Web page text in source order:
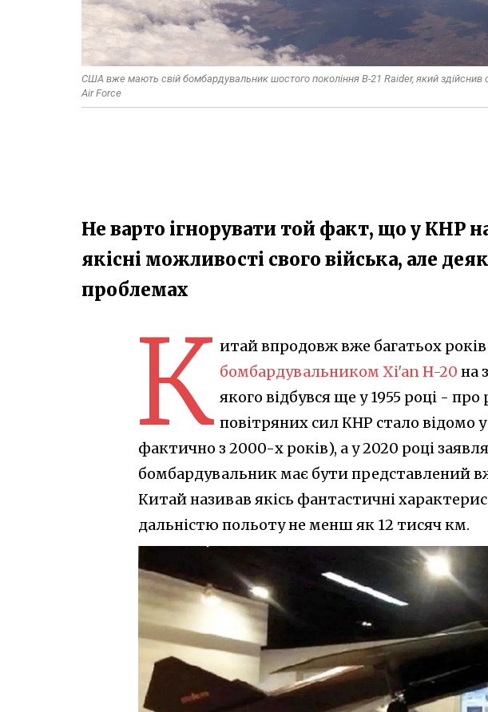
США вже мають свій бомбардувальник шостого покоління B-21 Raider, який здійснив
Air Force
Не варто ігнорувати той факт, що у КНР
якісні можливості свого війська, але
проблемах
К итай впродовж вже багатьох років
бомбардувальником Xi'an H-20 на
якого відбувся ще у 1955 році -
повітряних сил КНР стало відомо
фактично з 2000-х років), а у 2020 році
бомбардувальник має бути представлений
Китай називав якісь фантастичні
дальністю польоту не менш як 12 тисяч км.